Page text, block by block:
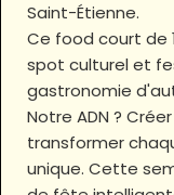
Saint-Étienne.
Ce food court de
spot culturel et
gastronomie
Notre ADN ?
transformer
unique. Cette